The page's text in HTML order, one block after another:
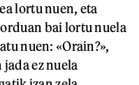
lortu nuen, eta
bai lortu nuela
nuen: «Orain?»,
ez nuela